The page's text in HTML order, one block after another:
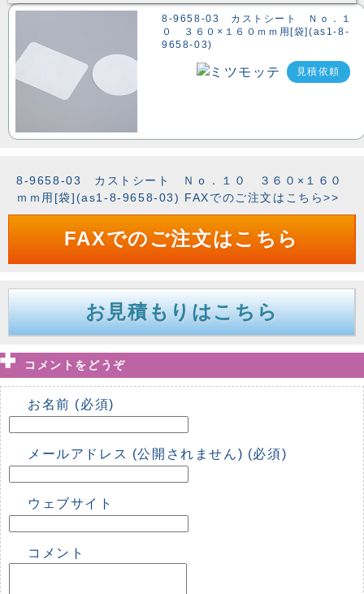
8-9658-03 カストシート Ｎｏ．１
０ ３６０×１６０ｍｍ用[袋](as1-8-
9658-03)
見積依頼
8-9658-03 カストシート Ｎｏ．１０ ３６０×１６０
ｍｍ用[袋](as1-8-9658-03) FAXでのご注文はこちら>>
FAXでのご注文はこちら
お見積もりはこちら
コメントをどうぞ
お名前 (必須)
メールアドレス (公開されません) (必須)
ウェブサイト
コメント